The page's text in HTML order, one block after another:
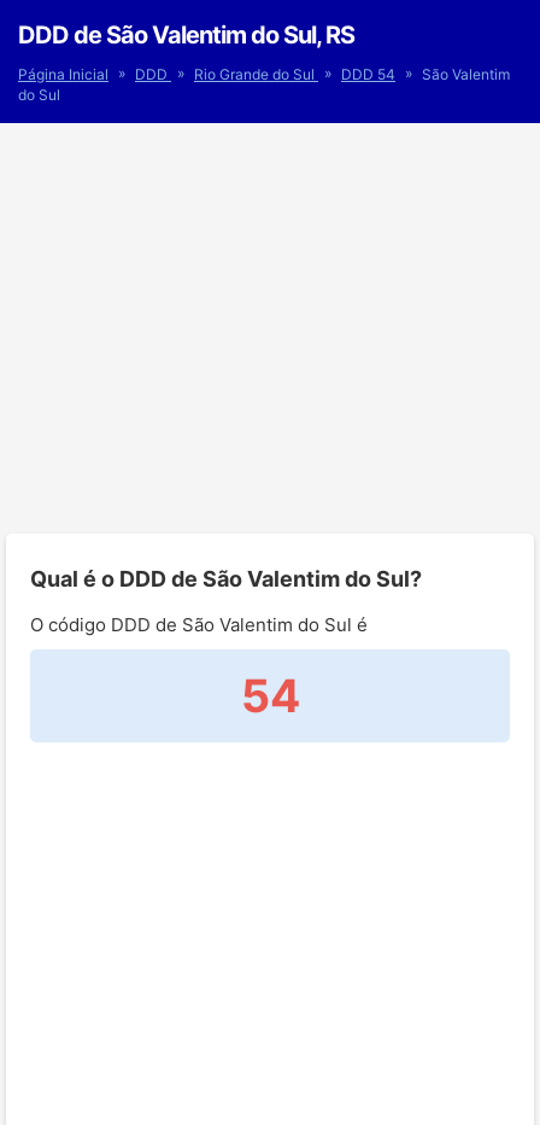
DDD de São Valentim do Sul, RS
Página Inicial » DDD » Rio Grande do Sul » DDD 54 » São Valentim
do Sul
Qual é o DDD de São Valentim do Sul?
O código DDD de São Valentim do Sul é
54